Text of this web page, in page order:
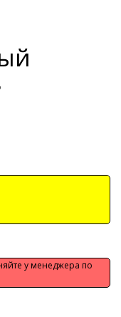
у менеджера по